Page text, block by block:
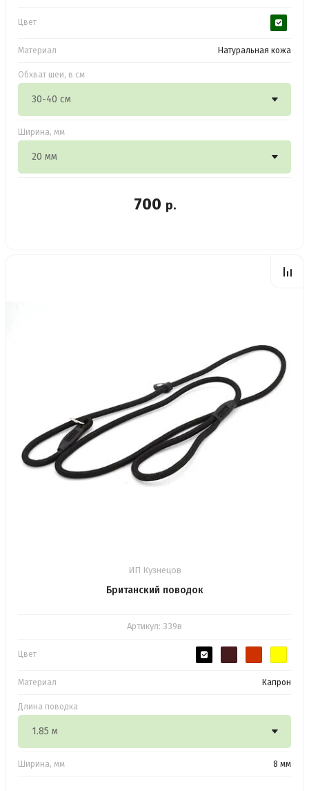
Цвет
Материал Натуральная кожа
Обхват шеи, в см
Ширина, мм
700 р.
ИП Кузнецов
Британский поводок
Артикул: 339в
Цвет
Материал Капрон
Длина поводка
Ширина, мм 8 мм